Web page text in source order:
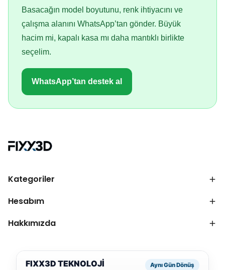
Basacağın model boyutunu, renk ihtiyacını ve
çalışma alanını WhatsApp’tan gönder. Büyük
hacim mi, kapalı kasa mı daha mantıklı birlikte
seçelim.
WhatsApp’tan destek al
Kategoriler
Hesabım
Hakkımızda
FIXX3D TEKNOLOJİ Aynı Gün Dönüş